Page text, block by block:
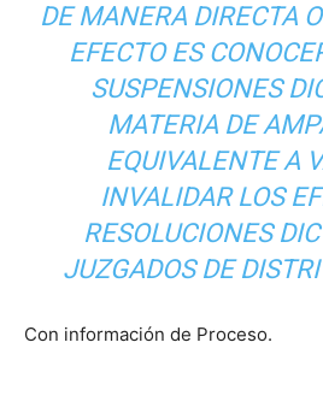
DE MANERA DIRECTA
EFECTO ES
SUSPENSIONES
MATERIA DE
EQUIVALENTE A
INVALIDAR LOS
RESOLUCIONES
JUZGADOS DE
Con información de Proceso.